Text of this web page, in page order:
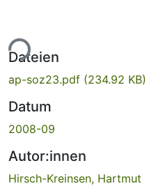
Dateien
ap-soz23.pdf (234.92 KB)
Datum
2008-09
Autor:innen
Hirsch-Kreinsen, Hartmut